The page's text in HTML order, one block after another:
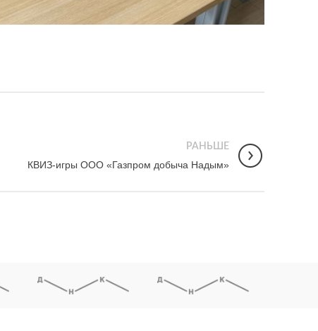
РАНЬШЕ
КВИЗ-игры ООО «Газпром добыча Надым»